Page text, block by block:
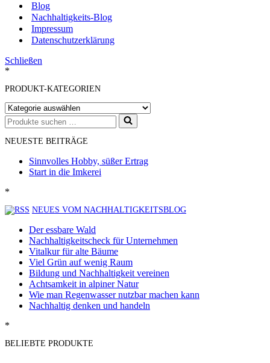
Blog
Nachhaltigkeits-Blog
Impressum
Datenschutzerklärung
Schließen
*
PRODUKT-KATEGORIEN
Suchen
nach …
NEUESTE BEITRÄGE
Sinnvolles Hobby, süßer Ertrag
Start in die Imkerei
*
NEUES VOM NACHHALTIGKEITSBLOG
Der essbare Wald
Nachhaltigkeitscheck für Unternehmen
Vitalkur für alte Bäume
Viel Grün auf wenig Raum
Bildung und Nachhaltigkeit vereinen
Achtsamkeit in alpiner Natur
Wie man Regenwasser nutzbar machen kann
Nachhaltig denken und handeln
*
BELIEBTE PRODUKTE